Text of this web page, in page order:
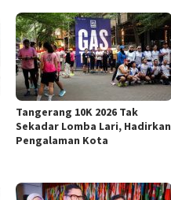
Tangerang 10K 2026 Tak
Sekadar Lomba Lari, Hadirkan
Pengalaman Kota